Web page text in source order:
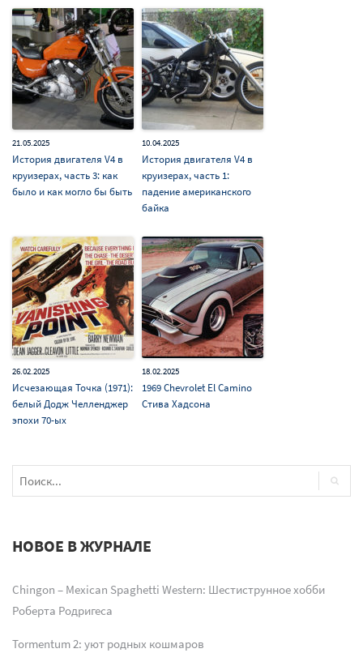
21.05.2025
История двигателя V4 в
круизерах, часть 3: как
было и как могло бы быть
10.04.2025
История двигателя V4 в
круизерах, часть 1:
падение американского
байка
26.02.2025
Исчезающая Точка (1971):
белый Додж Челленджер
эпохи 70-ых
18.02.2025
1969 Chevrolet El Camino
Стива Хадсона
НОВОЕ В ЖУРНАЛЕ
Chingon – Mexican Spaghetti Western: Шестиструнное хобби
Роберта Родригеса
Tormentum 2: уют родных кошмаров